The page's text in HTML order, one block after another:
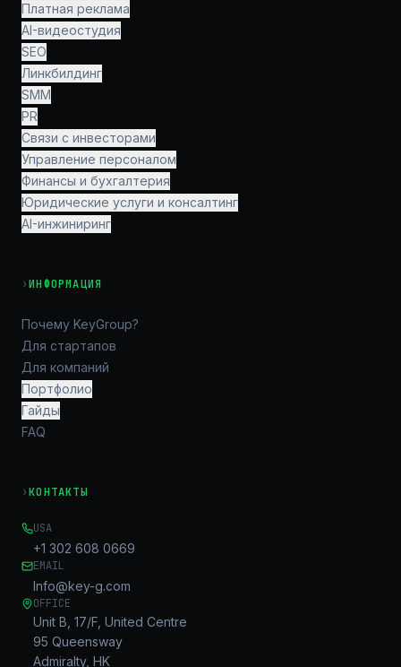
Платная реклама
AI-видеостудия
SEO
Линкбилдинг
SMM
PR
Связи с инвесторами
Управление персоналом
Финансы и бухгалтерия
Юридические услуги и консалтинг
AI-инжиниринг
›ИНФОРМАЦИЯ
Почему KeyGroup?
Для стартапов
Для компаний
Портфолио
Гайды
FAQ
›КОНТАКТЫ
USA
+1 302 608 0669
EMAIL
Info@key-g.com
OFFICE
Unit B, 17/F, United Centre
95 Queensway
Admiralty, HK